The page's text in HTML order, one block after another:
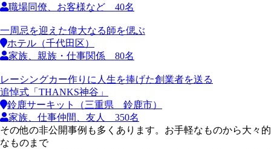
職場同僚、お客様など 40名
一周忌を迎えた偉大なる師を偲ぶ
ホテル（千代田区）
家族、親族・仕事関係 80名
レーシングカー作りに人生を捧げた創業者を送る
追悼式「THANKS神谷」
鈴鹿サーキット（三重県 鈴鹿市）
家族、仕事仲間、友人 350名
その他の非公開事例も多くあります。お手軽なものから大々的
なものまで